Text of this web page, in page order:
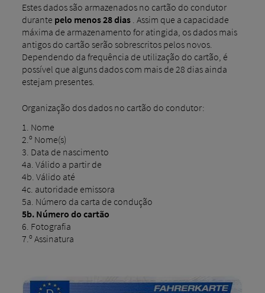
Estes dados são armazenados no cartão do condutor
durante pelo menos 28 dias. Assim que a capacidade
máxima de armazenamento for atingida, os dados mais
antigos do cartão serão sobrescritos pelos novos.
Dependendo da frequência de utilização do cartão, é
possível que alguns dados com mais de 28 dias ainda
estejam presentes.
Organização dos dados no cartão do condutor:
1. Nome
2.º Nome(s)
3. Data de nascimento
4a. Válido a partir de
4b. Válido até
4c. autoridade emissora
5a. Número da carta de condução
5b. Número do cartão
6. Fotografia
7.º Assinatura